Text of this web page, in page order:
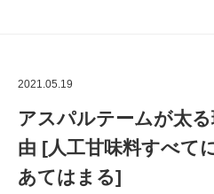
2021.05.19
アスパルテームが太
由 [人工甘味料すべて
あてはまる]